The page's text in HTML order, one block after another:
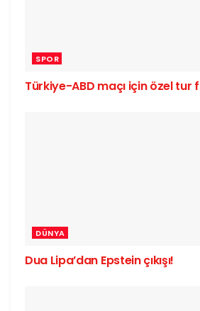
SPOR
Türkiye-ABD maçı için özel tur
DÜNYA
Dua Lipa’dan Epstein çıkışı!